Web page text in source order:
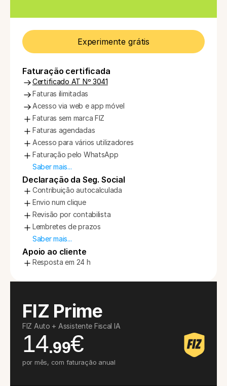
Experimente grátis
Faturação certificada
Certificado AT Nº 3041
Faturas ilimitadas
Acesso via web e app móvel
Faturas sem marca FIZ
Faturas agendadas
Acesso para vários utilizadores
Faturação pelo WhatsApp
Saber mais...
Declaração da Seg. Social
Contribuição autocalculada
Envio num clique
Revisão por contabilista
Lembretes de prazos
Saber mais...
Apoio ao cliente
Resposta em 24 h
FIZ Prime
FIZ Auto + Assistente Fiscal IA
14.99€
por mês, com faturação anual